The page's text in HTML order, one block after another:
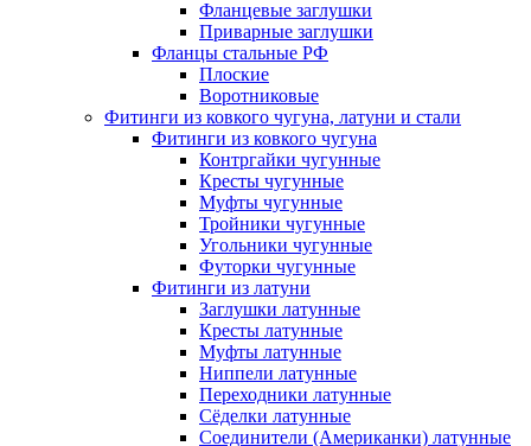
Фланцевые заглушки
Приварные заглушки
Фланцы стальные РФ
Плоские
Воротниковые
Фитинги из ковкого чугуна, латуни и стали
Фитинги из ковкого чугуна
Контргайки чугунные
Кресты чугунные
Муфты чугунные
Тройники чугунные
Угольники чугунные
Футорки чугунные
Фитинги из латуни
Заглушки латунные
Кресты латунные
Муфты латунные
Ниппели латунные
Переходники латунные
Сёделки латунные
Соединители (Американки) латунные